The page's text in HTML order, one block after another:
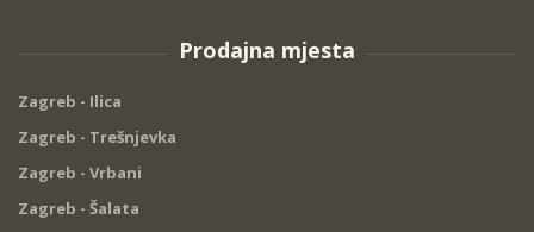
Prodajna mjesta
Zagreb - Ilica
Zagreb - Trešnjevka
Zagreb - Vrbani
Zagreb - Šalata